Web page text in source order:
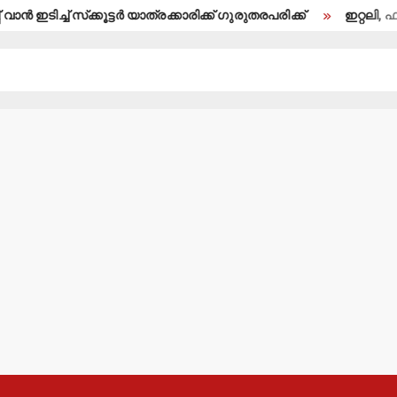
സ്‌ക്കൂട്ടര്‍ യാത്രക്കാരിക്ക് ഗുരുതരപരിക്ക് ഇറ്റലി, ഫ്രാന്‍സ്